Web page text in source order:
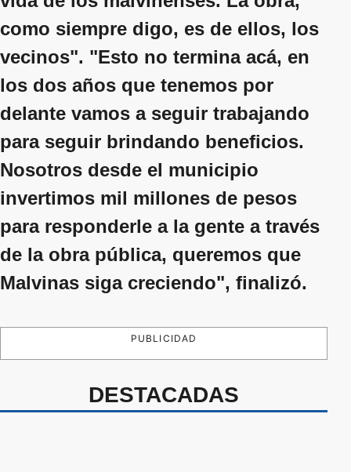
como siempre digo, es de ellos, los
vecinos". "Esto no termina acá, en
los dos años que tenemos por
delante vamos a seguir trabajando
para seguir brindando beneficios.
Nosotros desde el municipio
invertimos mil millones de pesos
para responderle a la gente a través
de la obra pública, queremos que
Malvinas siga creciendo", finalizó.
PUBLICIDAD
DESTACADAS